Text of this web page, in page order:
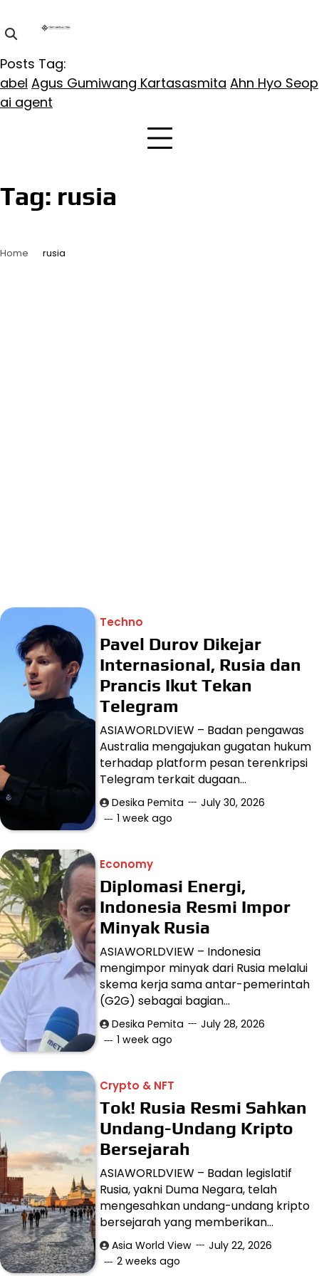
to
Posts Tag:
abel Agus Gumiwang Kartasasmita Ahn Hyo Seop
ai agent
Tag: rusia
Home rusia
Techno
Pavel Durov Dikejar
Internasional, Rusia dan
Prancis Ikut Tekan
Telegram
ASIAWORLDVIEW – Badan pengawas
Australia mengajukan gugatan hukum
terhadap platform pesan terenkripsi
Telegram terkait dugaan…
Desika Pemita
July 30, 2026
1 week ago
Economy
Diplomasi Energi,
Indonesia Resmi Impor
Minyak Rusia
ASIAWORLDVIEW – Indonesia
mengimpor minyak dari Rusia melalui
skema kerja sama antar-pemerintah
(G2G) sebagai bagian…
Desika Pemita
July 28, 2026
1 week ago
Crypto & NFT
Tok! Rusia Resmi Sahkan
Undang-Undang Kripto
Bersejarah
ASIAWORLDVIEW – Badan legislatif
Rusia, yakni Duma Negara, telah
mengesahkan undang-undang kripto
bersejarah yang memberikan…
Asia World View
July 22, 2026
2 weeks ago